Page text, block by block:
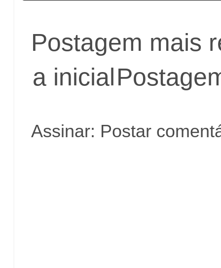
Postagem mais
a inicial
Assinar: Postar